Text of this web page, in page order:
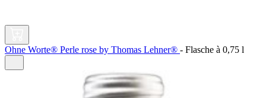
Ohne Worte® Perle rose by Thomas Lehner® - Flasche à 0,75 l